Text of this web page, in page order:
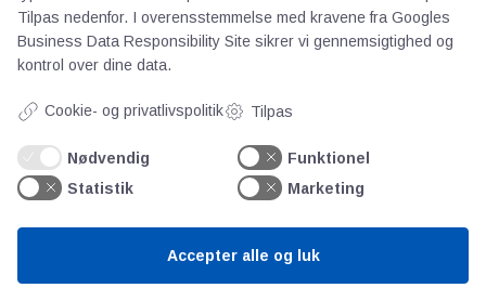
Elesa+Ganter LW.A er en smart
Tilpas nedenfor. I overensstemmelse med kravene fra Googles
Business Data Responsibility Site sikrer vi gennemsigtighed og
kontrol over dine data.
Cookie- og privatlivspolitik Tilpas
Nødvendig
Funktionel
Statistik
Marketing
Accepter alle og luk